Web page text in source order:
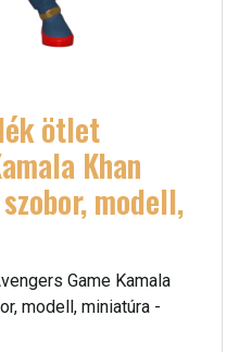
ötlet
Khan
modell,
Game Kamala
modell, miniatúra -